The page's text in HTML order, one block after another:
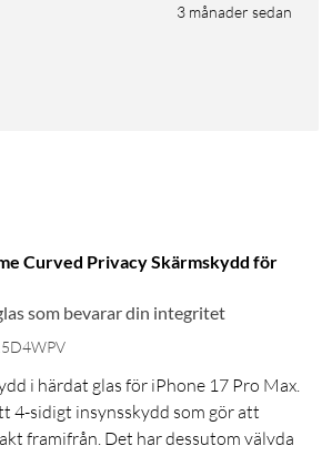
3 månader sedan
Curved Privacy Skärmskydd för
som bevarar din integritet
i härdat glas för iPhone 17 Pro Max.
4-sidigt insynsskydd som gör att
framifrån. Det har dessutom välvda